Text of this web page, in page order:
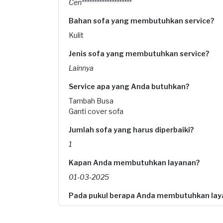
Cen********************
Bahan sofa yang membutuhkan service?
Kulit
Jenis sofa yang membutuhkan service?
Lainnya
Service apa yang Anda butuhkan?
Tambah Busa
Ganti cover sofa
Jumlah sofa yang harus diperbaiki?
1
Kapan Anda membutuhkan layanan?
01-03-2025
Pada pukul berapa Anda membutuhkan